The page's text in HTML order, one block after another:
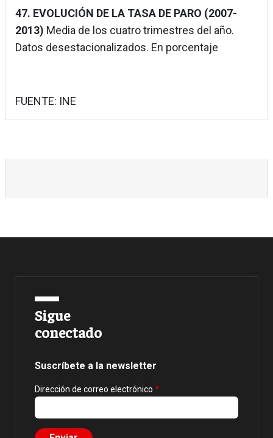
47. EVOLUCIÓN DE LA TASA DE PARO (2007-
2013) Media de los cuatro trimestres del año.
Datos desestacionalizados. En porcentaje
FUENTE: INE
Sigue
conectado
Suscríbete a la newsletter
Dirección de correo electrónico